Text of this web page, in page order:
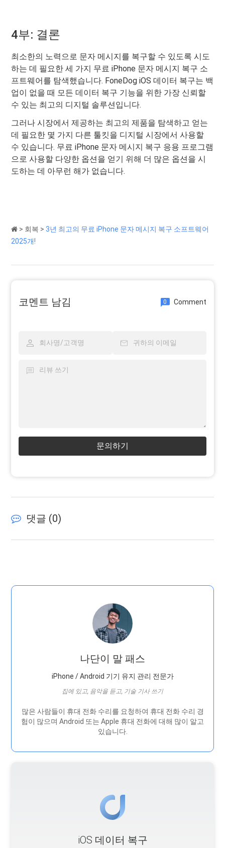
4부: 결론
최소한의 노력으로 문자 메시지를 복구할 수 있도록 시도
하는 데 필요한 세 가지 무료 iPhone 문자 메시지 복구 소
프트웨어를 탐색했습니다. FoneDog iOS 데이터 복구는 백
업이 없을 때 모든 데이터 복구 기능을 위한 가장 신뢰할
수 있는 최고의 디지털 솔루션입니다.
그러나 시장에서 제공하는 최고의 제품을 탐색하고 얻는
데 필요한 몇 가지 다른 툴킷을 디지털 시장에서 사용할
수 있습니다. 무료 iPhone 문자 메시지 복구 응용 프로그램
으로 사용할 다양한 옵션을 얻기 위해 더 많은 옵션을 시
도하는 데 아무런 해가 없습니다.
> 회복 > 3년 최고의 무료 iPhone 문자 메시지 복구 소프트웨어
2025개!
코멘트 남김 0 Comment
문의하기
댓글 (0)
나단이 말 패스
iPhone / Android 기기 유지 관리 전문가
집에 있고, 음악을 듣고, 기술 기사 쓰기
많은 사람들이 휴대 전화 수리를 요청하여 휴대 전화 수리 경
험이 많으며 Android 또는 Apple 휴대 전화에 대해 많이 알고
있습니다.
iOS 데이터 복구